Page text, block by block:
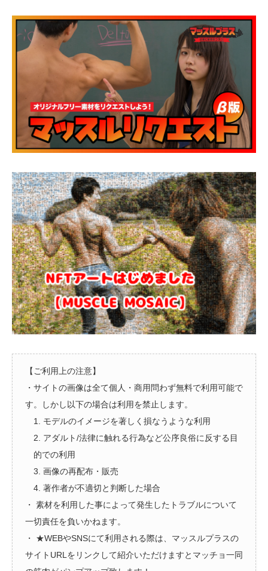
【ご利用上の注意】
・サイトの画像は全て個人・商用問わず無料で利用可能で
す。しかし以下の場合は利用を禁止します。
1. モデルのイメージを著しく損なうような利用
2. アダルト/法律に触れる行為など公序良俗に反する目
的での利用
3. 画像の再配布・販売
4. 著作者が不適切と判断した場合
・ 素材を利用した事によって発生したトラブルについて
一切責任を負いかねます。
・ ★WEBやSNSにて利用される際は、マッスルプラスの
サイトURLをリンクして紹介いただけますとマッチョ一同